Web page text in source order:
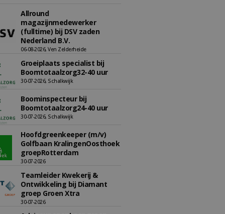
Allround
magazijnmedewerker
(fulltime) bij DSV zaden
Nederland B.V.
06-08-2026, Ven Zelderheide
Groeiplaats specialist bij
Boomtotaalzorg32-40 uur
30-07-2026, Schalkwijk
Boominspecteur bij
Boomtotaalzorg24-40 uur
30-07-2026, Schalkwijk
Hoofdgreenkeeper (m/v)
Golfbaan KralingenOosthoek
groepRotterdam
30-07-2026
Teamleider Kwekerij &
Ontwikkeling bij Diamant
groep Groen Xtra
30-07-2026